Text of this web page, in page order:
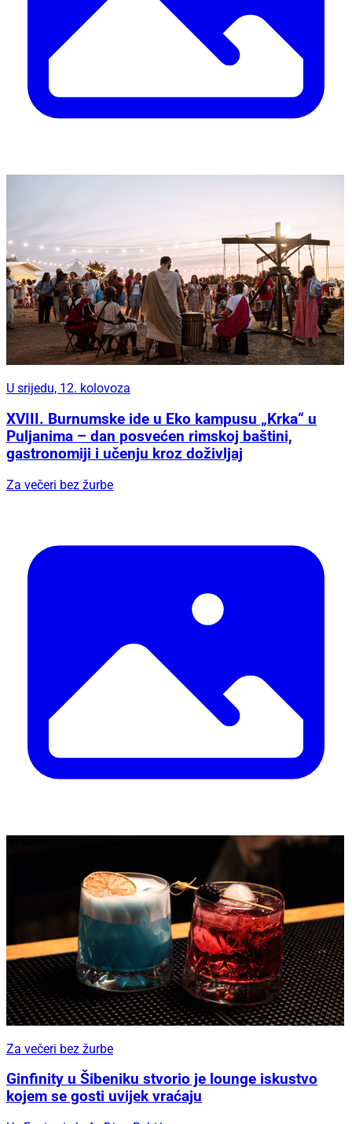
U srijedu, 12. kolovoza
XVIII. Burnumske ide u Eko kampusu „Krka“ u
Puljanima – dan posvećen rimskoj baštini,
gastronomiji i učenju kroz doživljaj
Za večeri bez žurbe
Za večeri bez žurbe
Ginfinity u Šibeniku stvorio je lounge iskustvo
kojem se gosti uvijek vraćaju